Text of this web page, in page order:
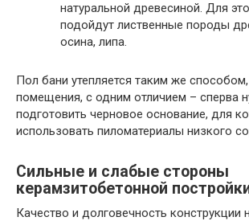
натуральной древесиной. Для
подойдут лиственные породы
осина, липа.
Пол бани утепляется таким же
помещения, с одним отличием – сперва
подготовить черновое основание, для
использовать пиломатериалы низкого
Сильные и слабые стороны
керамзитобетонной
Качество и долговечность конструкции